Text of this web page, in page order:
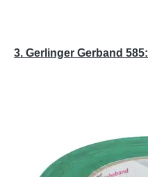
3. Gerlinger Gerband 585: